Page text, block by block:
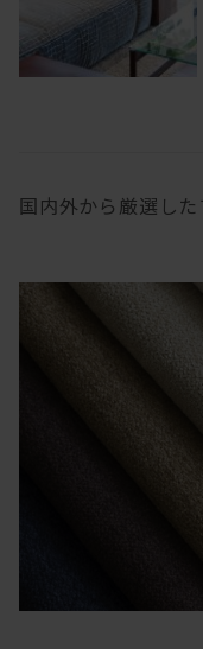
国内外から厳選し